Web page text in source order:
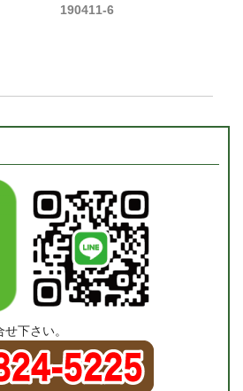
190411-6
下さい。